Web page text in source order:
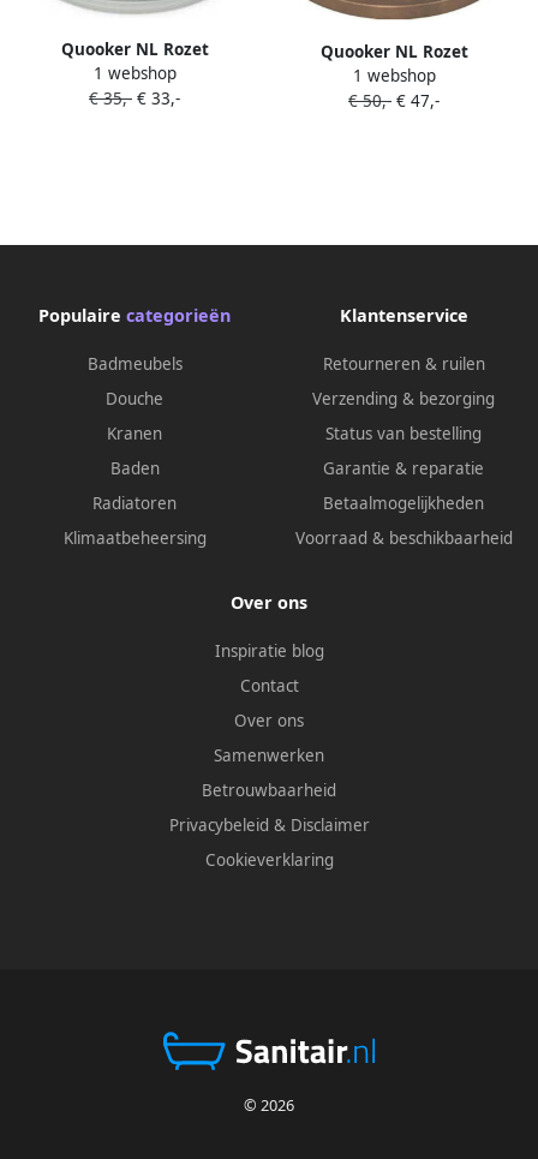
Quooker NL Rozet
Zeepdispenser RVS
ROZZPRVS
1 webshop
€ 35,- € 33,-
Quooker NL Rozet
Zeepdispenser messing
patina ROZZPPTN
1 webshop
€ 50,- € 47,-
Populaire categorieën
Badmeubels
Douche
Kranen
Baden
Radiatoren
Klimaatbeheersing
Klantenservice
Retourneren & ruilen
Verzending & bezorging
Status van bestelling
Garantie & reparatie
Betaalmogelijkheden
Voorraad & beschikbaarheid
Over ons
Inspiratie blog
Contact
Over ons
Samenwerken
Betrouwbaarheid
Privacybeleid & Disclaimer
Cookieverklaring
© 2026